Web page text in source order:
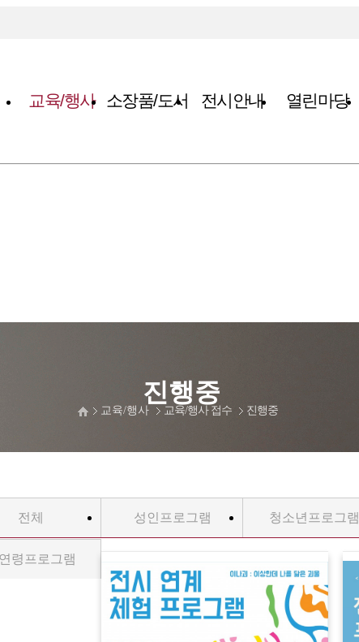
교육/행사 소장품/도서 전시안내 열린마당
진행중
교육/행사 교육/행사 접수 진행중
전체 성인프로그램 청소년프로그램
령프로그램